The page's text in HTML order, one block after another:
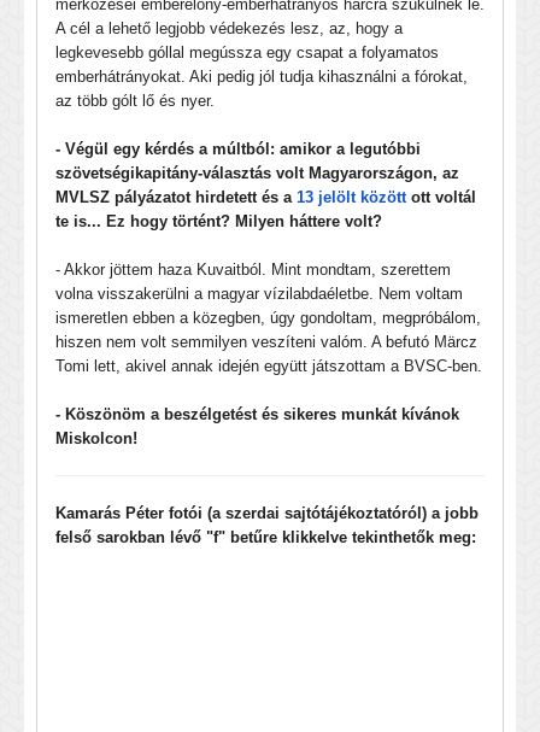
mérkőzései emberelőny-emberhátrányos harcra szűkülnek le.
A cél a lehető legjobb védekezés lesz, az, hogy a
legkevesebb góllal megússza egy csapat a folyamatos
emberhátrányokat. Aki pedig jól tudja kihasználni a fórokat,
az több gólt lő és nyer.
- Végül egy kérdés a múltból: amikor a legutóbbi
szövetségikapitány-választás volt Magyarországon, az
MVLSZ pályázatot hirdetett és a13 jelölt közöttott voltál
te is... Ez hogy történt? Milyen háttere volt?
- Akkor jöttem haza Kuvaitból. Mint mondtam, szerettem
volna visszakerülni a magyar vízilabdaéletbe. Nem voltam
ismeretlen ebben a közegben, úgy gondoltam, megpróbálom,
hiszen nem volt semmilyen veszíteni valóm. A befutó Märcz
Tomi lett, akivel annak idején együtt játszottam a BVSC-ben.
- Köszönöm a beszélgetést és sikeres munkát kívánok
Miskolcon!
Kamarás Péter fotói (a szerdai sajtótájékoztatóról) a jobb
felső sarokban lévő "f" betűre klikkelve tekinthetők meg: